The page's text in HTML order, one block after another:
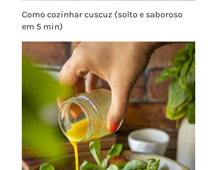
Como cozinhar cuscuz (solto e saboroso
em 5 min)